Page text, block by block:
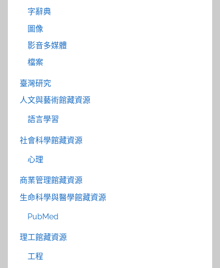
字辭典
圖像
影音多媒體
檔案
臺灣研究
人文與藝術館藏資源
語言學習
社會科學館藏資源
心理
商業管理館藏資源
生命科學與醫學館藏資源
PubMed
理工館藏資源
工程